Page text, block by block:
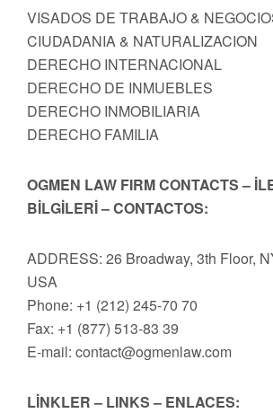
VISADOS DE TRABAJO &
CIUDADANIA & NATURALIZACION
DERECHO INTERNACIONAL
DERECHO DE INMUEBLES
DERECHO INMOBILIARIA
DERECHO FAMILIA
OGMEN LAW FIRM CONTACTS –
BİLGİLERİ – CONTACTOS:
ADDRESS: 26 Broadway, 3th Floor,
USA
Phone: +1 (212) 245-70 70
Fax: +1 (877) 513-83 39
E-mail: contact@ogmenlaw.com
LİNKLER – LINKS – ENLACES: